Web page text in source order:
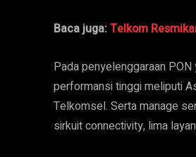
Baca juga:Telkom
Pada penyelenggaraan
performansi tinggi meliputi
Telkomsel. Serta manage
sirkuit connectivity, lima